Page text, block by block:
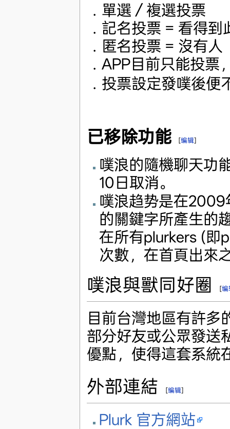
．單選／複選投票
．記名投票 = 看得
．匿名投票 = 沒有
．APP目前只能投票
．投票設定發噗後
已移除功能 [编辑]
噗浪的隨機聊天功
10日取消。
噗浪趋势是在2009
的關鍵字所產生的
在所有plurkers (即
次數，在首頁出來
噗浪與獸同好圈 [编
目前台灣地區有許多
部分好友或公眾發送
優點，使得這套系統
外部連結 [编辑]
Plurk 官方網站